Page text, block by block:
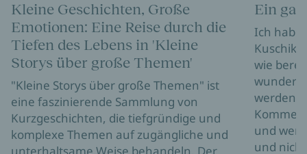
Kleine Geschichten, Große
Emotionen: Eine Reise durch die
Tiefen des Lebens in 'Kleine
Storys über große Themen'
"Kleine Storys über große Themen" ist
eine faszinierende Sammlung von
Kurzgeschichten, die tiefgründige und
komplexe Themen auf zugängliche und
Ein
Ich habe
Kuschik
wie
werden
und
und